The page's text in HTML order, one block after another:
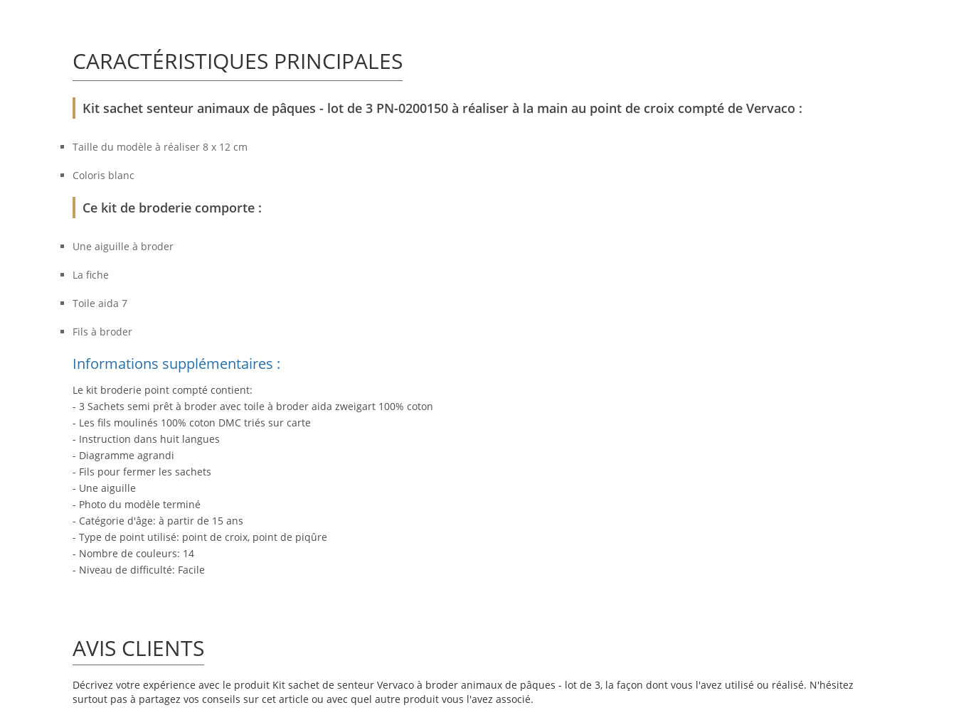
CARACTÉRISTIQUES PRINCIPALES
Kit sachet senteur animaux de pâques - lot de 3 PN-0200150 à réaliser à la main au point de croix compté de Vervaco :
Taille du modèle à réaliser 8 x 12 cm
Coloris blanc
Ce kit de broderie comporte :
Une aiguille à broder
La fiche
Toile aida 7
Fils à broder
Informations supplémentaires :
Le kit broderie point compté contient:
- 3 Sachets semi prêt à broder avec toile à broder aida zweigart 100% coton
- Les fils moulinés 100% coton DMC triés sur carte
- Instruction dans huit langues
- Diagramme agrandi
- Fils pour fermer les sachets
- Une aiguille
- Photo du modèle terminé
- Catégorie d'âge: à partir de 15 ans
- Type de point utilisé: point de croix, point de piqûre
- Nombre de couleurs: 14
- Niveau de difficulté: Facile
AVIS CLIENTS
Décrivez votre expérience avec le produit Kit sachet de senteur Vervaco à broder animaux de pâques - lot de 3, la façon dont vous l'avez utilisé ou réalisé. N'hésitez
surtout pas à partagez vos conseils sur cet article ou avec quel autre produit vous l'avez associé.